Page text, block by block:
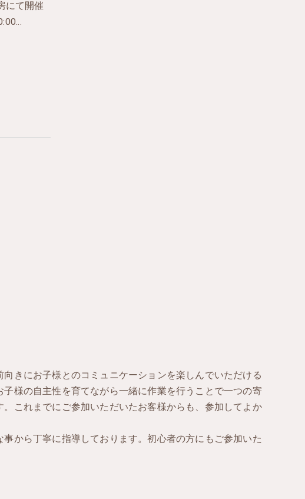
にて開催
きにお子様とのコミュニケーションを楽しんでいただける
様の自主性を育てながら一緒に作業を行うことで一つの寄
これまでにご参加いただいたお客様からも、参加してよか
から丁寧に指導しております。初心者の方にもご参加いた